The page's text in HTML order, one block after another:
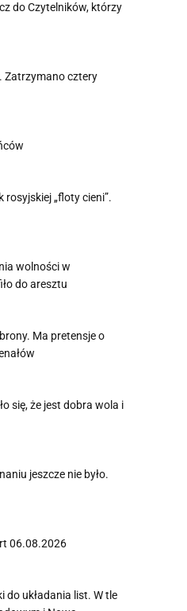
do Czytelników, którzy
Zatrzymano cztery
rosyjskiej „floty cieni”.
wolności w
do aresztu
Ma pretensje o
się, że jest dobra wola i
jeszcze nie było.
06.08.2026
do układania list. W tle